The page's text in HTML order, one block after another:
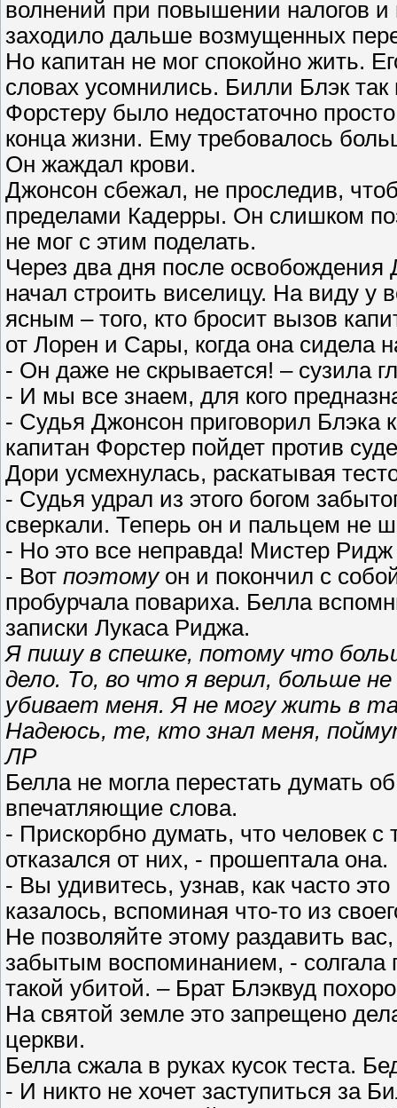
волнений при повышении налогов и
заходило дальше возмущенных
Но капитан не мог спокойно жить.
словах усомнились. Билли Блэк
Форстеру было недостаточно
конца жизни. Ему требовалось
Он жаждал крови.
Джонсон сбежал, не проследив,
пределами Кадерры. Он слишком
не мог с этим поделать.
Через два дня после
начал строить виселицу. На виду у
ясным – того, кто бросит вызов
от Лорен и Сары, когда она сидела
- Он даже не скрывается! – сузила
- И мы все знаем, для кого
- Судья Джонсон приговорил
капитан Форстер пойдет против
Дори усмехнулась, раскатывая
- Судья удрал из этого богом
сверкали. Теперь он и пальцем не
- Но это все неправда! Мистер Ридж
- Вот поэтому он и покончил с
пробурчала повариха. Белла
записки Лукаса Риджа.
Я пишу в спешке, потому что
дело. То, во что я верил, больше
убивает меня. Я не могу жить в
Надеюсь, те, кто знал меня,
ЛР
Белла не могла перестать думать
впечатляющие слова.
- Прискорбно думать, что человек
отказался от них, - прошептала она.
- Вы удивитесь, узнав, как часто
казалось, вспоминая что-то из
Не позволяйте этому раздавить
забытым воспоминанием, - солгала
такой убитой. – Брат Блэквуд
На святой земле это запрещено
церкви.
Белла сжала в руках кусок теста.
- И никто не хочет заступиться за